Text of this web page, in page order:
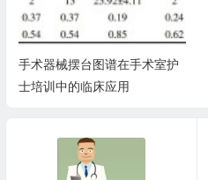
手术器械摆台图谱在手术室护
士培训中的临床应用